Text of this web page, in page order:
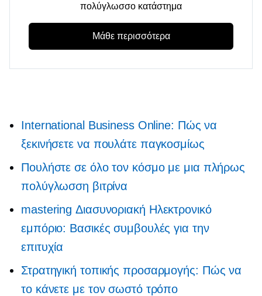
πολύγλωσσο κατάστημα
Μάθε περισσότερα
International Business Online: Πώς να
ξεκινήσετε να πουλάτε παγκοσμίως
Πουλήστε σε όλο τον κόσμο με μια πλήρως
πολύγλωσση βιτρίνα
masteringΔιασυνοριακή Ηλεκτρονικό
εμπόριο: Βασικές συμβουλές για την
επιτυχία
Στρατηγική τοπικής προσαρμογής: Πώς να
το κάνετε με τον σωστό τρόπο